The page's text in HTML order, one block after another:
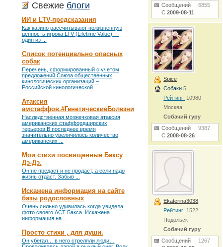
Свежие блоги
ИИ и LTV-предсказания
Как казино рассчитывают пожизненную
ценность игрока LTV (Lifetime Value) —
один из ...
Список потенциально опасных
собак
Перечень, сформированный с учетом
предложений Союза общественных
кинологических организаций –
Российской кинологической ...
Атаксия
амстаффов.#ГенетическиеБолезни
Наследственная мозжечковая атаксия
американских стаффордширских
терьеров.В последнее время
значительно увеличилось количество
американских ...
Мои стихи посвященные Баксу
Дэ-Дэ.
Он не предаст и не продаст, а если надо
жизнь отдаст. Забыв ...
Искажена информация на сайте
базы родословных
Очень сильно удивилась когда увидела
фото своего АСТ Бакса .Искажена
информация на ...
Просто стихи , для души.
Он убегал… в него стреляли люди…
Сообщений6855
С2009-08-11
Spice
Собаки 5
Рейтинг: 10980
Москва
Собачий гуру
Сообщений9387
С2008-08-26
Ekaterina3038
Рейтинг: 1522
Подольск
Собачий гуру
Сообщений 1267